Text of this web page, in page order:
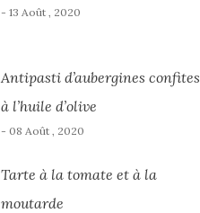
- 13 Août , 2020
Antipasti d’aubergines confites
à l’huile d’olive
- 08 Août , 2020
Tarte à la tomate et à la
moutarde